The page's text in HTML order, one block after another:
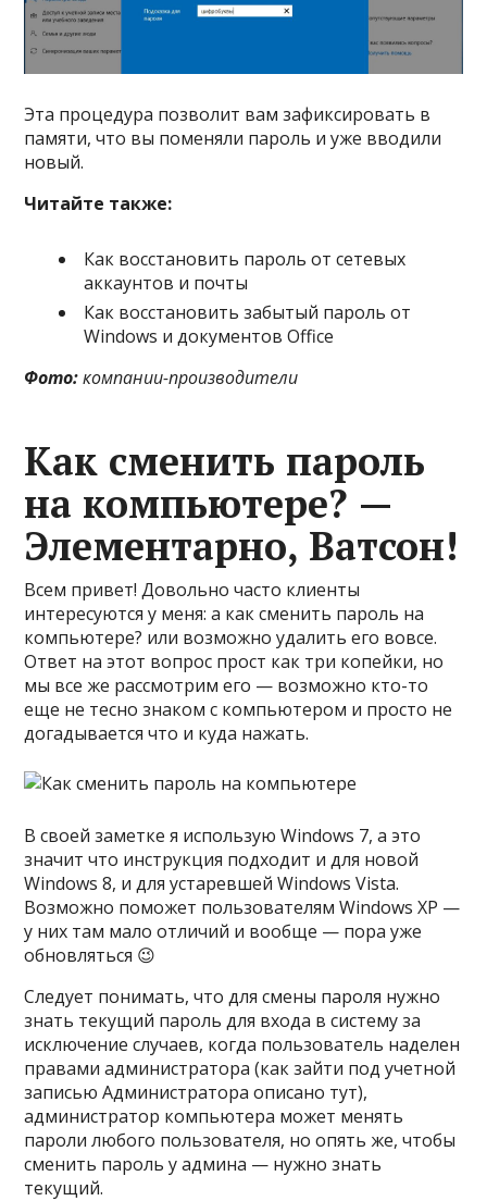
Эта процедура позволит вам зафиксировать в
памяти, что вы поменяли пароль и уже вводили
новый.
Читайте также:
Как восстановить пароль от сетевых
аккаунтов и почты
Как восстановить забытый пароль от
Windows и документов Office
Фото:компании-производители
Как сменить пароль
на компьютере? —
Элементарно, Ватсон!
Всем привет! Довольно часто клиенты
интересуются у меня: а как сменить пароль на
компьютере? или возможно удалить его вовсе.
Ответ на этот вопрос прост как три копейки, но
мы все же рассмотрим его — возможно кто-то
еще не тесно знаком с компьютером и просто не
догадывается что и куда нажать.
В своей заметке я использую Windows 7, а это
значит что инструкция подходит и для новой
Windows 8, и для устаревшей Windows Vista.
Возможно поможет пользователям Windows XP —
у них там мало отличий и вообще — пора уже
обновляться 😉
Следует понимать, что для смены пароля нужно
знать текущий пароль для входа в систему за
исключение случаев, когда пользователь наделен
правами администратора (как зайти под учетной
записью Администратора описано тут),
администратор компьютера может менять
пароли любого пользователя, но опять же, чтобы
сменить пароль у админа — нужно знать
текущий.